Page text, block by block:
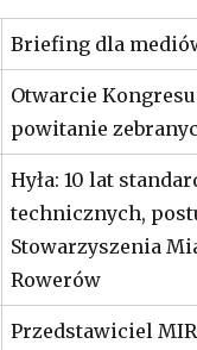
Briefing dla
Otwarcie
powitanie
Hyła: 10 lat
technicznych,
Stowarzyszenia
Rowerów
Przedstawiciel